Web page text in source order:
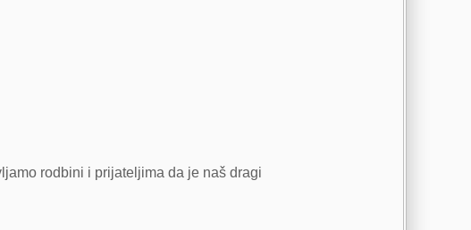
rodbini i prijateljima da je naš dragi